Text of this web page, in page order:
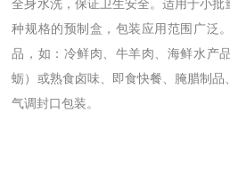
全身水洗，保证卫生安全。适用于小
种规格的预制盒，包装应用范围广泛
品，如：冷鲜肉、牛羊肉、海鲜水产
蛎）或熟食卤味、即食快餐、腌腊制
气调封口包装。